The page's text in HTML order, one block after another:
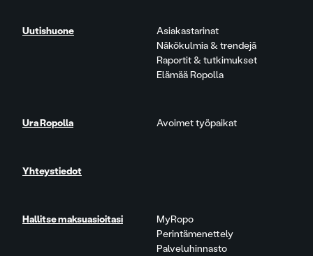
Uutishuone
Asiakastarinat
Näkökulmia & trendejä
Raportit & tutkimukset
Elämää Ropolla
Ura Ropolla Avoimet työpaikat
Yhteystiedot
Hallitse maksuasioitasi
MyRopo
Perintämenettely
Palveluhinnasto